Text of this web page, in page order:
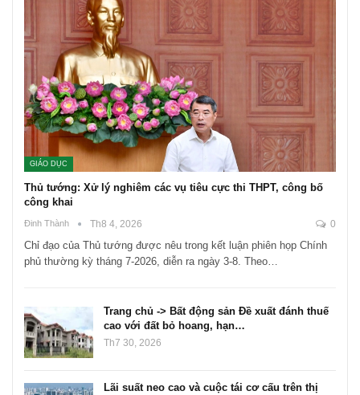
GIÁO DỤC
Thủ tướng: Xử lý nghiêm các vụ tiêu cực thi THPT, công bố
công khai
Đinh Thành Th8 4, 2026 0
Chỉ đạo của Thủ tướng được nêu trong kết luận phiên họp Chính
phủ thường kỳ tháng 7-2026, diễn ra ngày 3-8. Theo…
Trang chủ -> Bất động sản Đề xuất đánh thuế
cao với đất bỏ hoang, hạn…
Th7 30, 2026
Lãi suất neo cao và cuộc tái cơ cấu trên thị